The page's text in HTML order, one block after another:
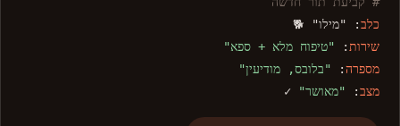
כלב: "מילו" 🐕
שירות : "טיפוח מלא + ספא"
מספרה: "בלובס, מודיעין"
מצב: "מאושר" ✓